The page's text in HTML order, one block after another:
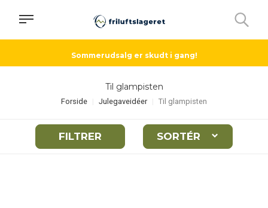
Sommerudsalg er skudt i gang!
Til glampisten
Forside Julegaveidéer Til glampisten
FILTRER SORTÉR